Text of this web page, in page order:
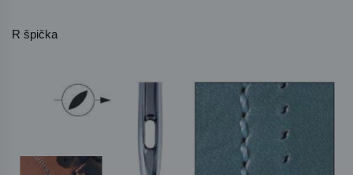
R špička